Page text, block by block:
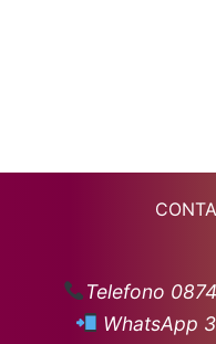
Telefono
WhatsApp